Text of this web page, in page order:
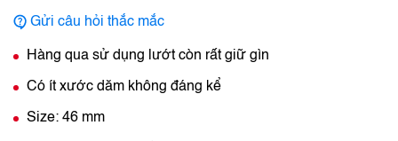
Gửi câu hỏi thắc mắc
Hàng qua sử dụng lướt còn rất giữ gìn
Có ít xước dăm không đáng kể
Size: 46 mm